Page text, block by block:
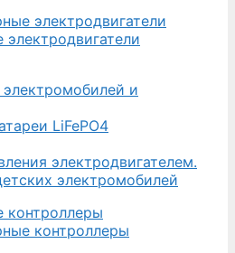
электродвигатели
электродвигатели
и
LiFePO4
электродвигателем.
электромобилей
контроллеры
контроллеры